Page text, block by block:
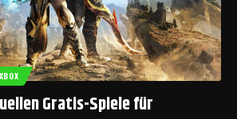
XBOX
Gratis-Spiele für